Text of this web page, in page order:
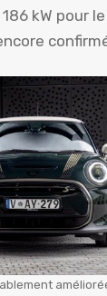
kW pour